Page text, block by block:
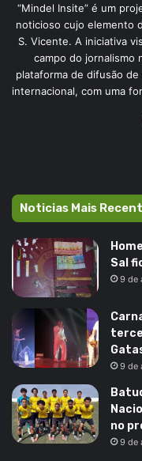
“Mindel Insite” é um
noticioso cujo elemento
S. Vicente. A iniciativa
campo do jornalismo
plataforma de difusão
internacional, com uma
Noticias Mais
Sal
9 de
9 de
no
9 de